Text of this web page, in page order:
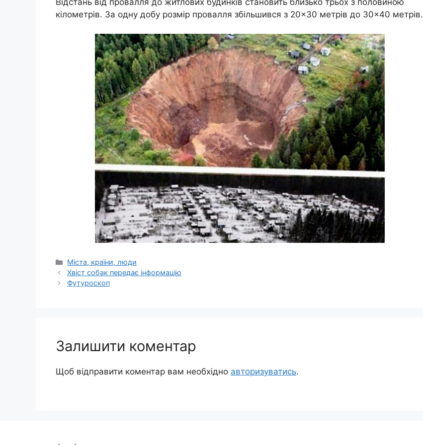
Відстань від провалля до житлових будинків становить близько трьох з половиною
кілометрів. За одну добу розмір провалля збільшився з 20×30 метрів до 30×40 метрів.
Категорії
Міста, країни, люди
Хвіст собак передає інформацію
Футуроскоп
Залишити коментар
Щоб відправити коментар вам необхідно авторизуватись.